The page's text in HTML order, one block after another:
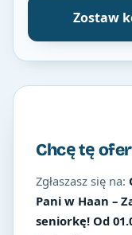
Zostaw
Chcę tę
Zgłaszasz się na:
Pani w Haan –
seniorkę! Od